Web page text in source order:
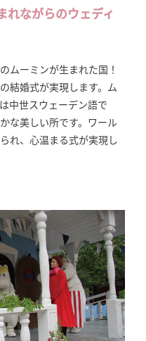
れながらのウェディ
ムーミンが生まれた国！
結婚式が実現します。ム
中世スウェーデン語で
な美しい所です。ワール
れ、心温まる式が実現し